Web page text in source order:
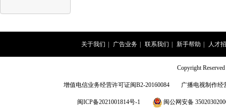
关于我们 广告业务 联系我们 新手帮助 人才
Copyright
增值电信业务经营许可证闽B2-20160084 广播电视制作经
闽ICP备2021001814号-1 闽公网安备